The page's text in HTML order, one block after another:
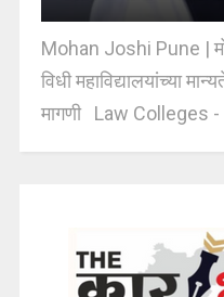
Mohan Joshi Pune |
विधी महाविद्यालयांच्या
मागणी Law Colleges -